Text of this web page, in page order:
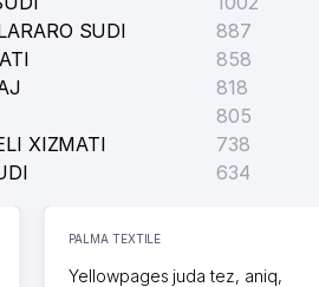
SUDI
887
858
818
805
XIZMATI
738
634
PALMA TEXTILE
Yellowpages juda tez, aniq,